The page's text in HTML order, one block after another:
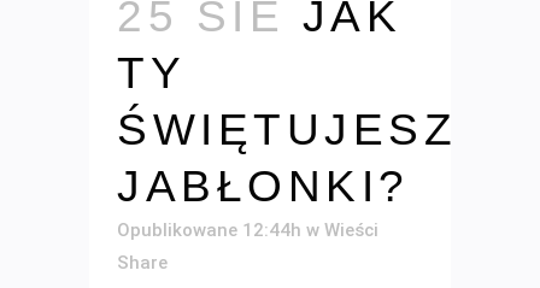
25 SIE JAK
TY
ŚWIĘTUJESZ
JABŁONKI?
Opublikowane 12:44h w Wieści
Share